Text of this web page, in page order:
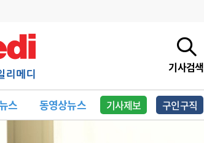
기사검색
스 동영상뉴스 기사제보 구인구직
실시